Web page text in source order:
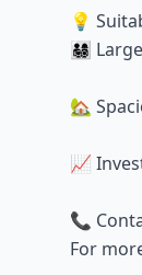
💡
👨‍👩‍👧‍👦
🏡
📈
📞
For